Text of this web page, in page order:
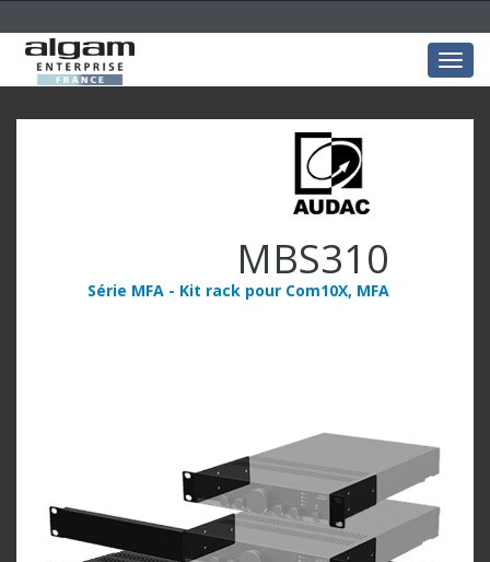
MBS310
Série MFA - Kit rack pour Com10X, MFA